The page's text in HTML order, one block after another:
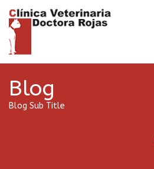
Blog
Blog Sub Title